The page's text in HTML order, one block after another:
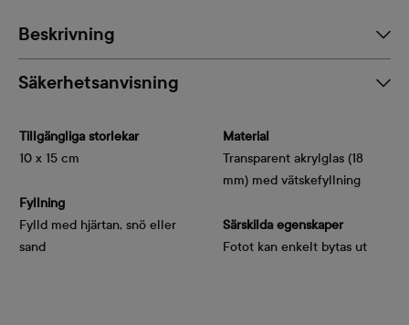
Beskrivning
Säkerhetsanvisning
Tillgängliga storlekar
10 x 15 cm
Fyllning
Fylld med hjärtan, snö eller
sand
Material
Transparent akrylglas (18
mm) med vätskefyllning
Särskilda egenskaper
Fotot kan enkelt bytas ut